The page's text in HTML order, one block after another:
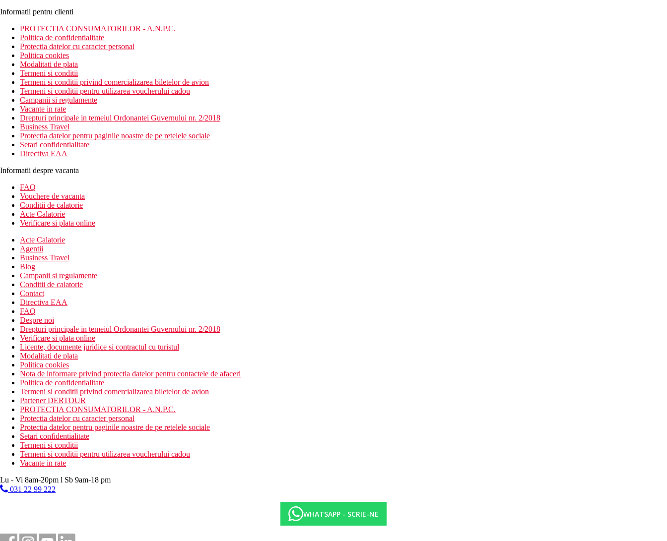
Informatii pentru clienti
PROTECTIA CONSUMATORILOR - A.N.P.C.
Politica de confidentialitate
Protectia datelor cu caracter personal
Politica cookies
Modalitati de plata
Termeni si conditii
Termeni si conditii privind comercializarea biletelor de avion
Termeni si conditii pentru utilizarea voucherului cadou
Campanii si regulamente
Vacante in rate
Drepturi principale in temeiul Ordonantei Guvernului nr. 2/2018
Business Travel
Protectia datelor pentru paginile noastre de pe retelele sociale
Setari confidentialitate
Directiva EAA
Informatii despre vacanta
FAQ
Vouchere de vacanta
Conditii de calatorie
Acte Calatorie
Verificare si plata online
Acte Calatorie
Agentii
Business Travel
Blog
Campanii si regulamente
Conditii de calatorie
Contact
Directiva EAA
FAQ
Despre noi
Drepturi principale in temeiul Ordonantei Guvernului nr. 2/2018
Verificare si plata online
Licente, documente juridice si contractul cu turistul
Modalitati de plata
Politica cookies
Nota de informare privind protectia datelor pentru contactele de afaceri
Politica de confidentialitate
Termeni si conditii privind comercializarea biletelor de avion
Partener DERTOUR
PROTECTIA CONSUMATORILOR - A.N.P.C.
Protectia datelor cu caracter personal
Protectia datelor pentru paginile noastre de pe retelele sociale
Setari confidentialitate
Termeni si conditii
Termeni si conditii pentru utilizarea voucherului cadou
Vacante in rate
Lu - Vi 8am-20pm l Sb 9am-18 pm
031 22 99 222
WHATSAPP - SCRIE-NE